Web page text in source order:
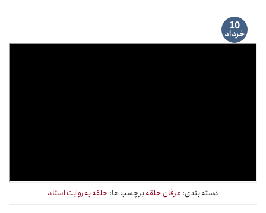
10
خرداد
دسته بندی: عرفان حلقهبرچسب ها: حلقه به روایت استاد